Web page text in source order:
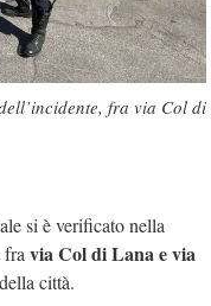
fra via Col di
si è verificato nella
via Col di Lana e via
città.